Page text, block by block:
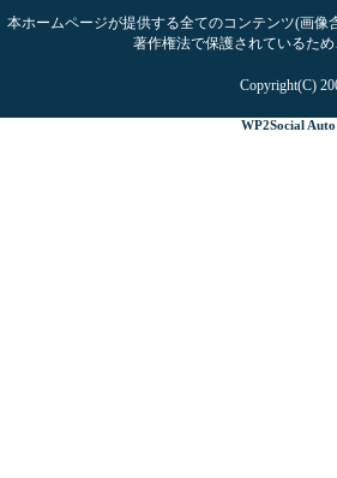
本ホームページが提供する全てのコンテンツ(画
著作権法で保護されているた
Copyright(C)
WP2Social